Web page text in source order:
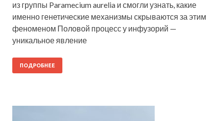
из группы Paramecium aurelia и смогли узнать, какие
именно генетические механизмы скрываются за этим
феноменом Половой процесс у инфузорий —
уникальное явление
ПОДРОБНЕЕ